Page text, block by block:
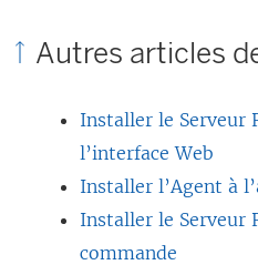
Autres articles
Installer le Serveur
l’interface Web
Installer l’Agent à
Installer le Serveur
commande